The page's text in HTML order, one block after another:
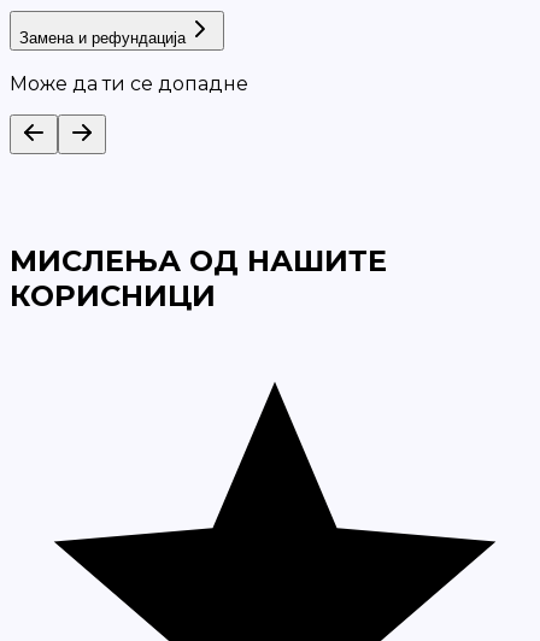
Замена и рефундација
Може да ти се допадне
МИСЛЕЊА ОД НАШИТЕ
КОРИСНИЦИ